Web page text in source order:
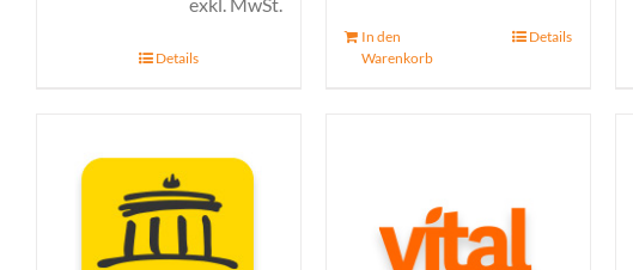
Details
99,00 €
39,00 €.
In den
Warenkorb
Details